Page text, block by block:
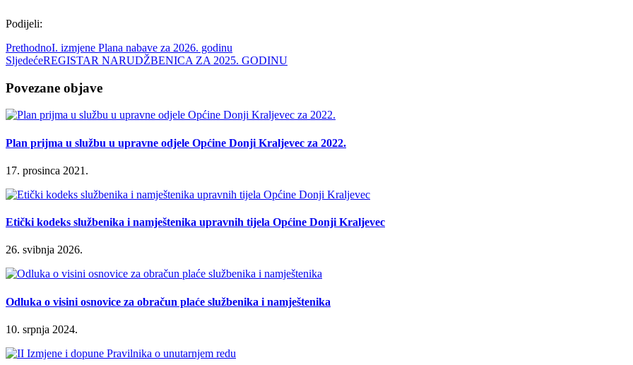
Podijeli:
PrethodnoI. izmjene Plana nabave za 2026. godinu
SljedećeREGISTAR NARUDŽBENICA ZA 2025. GODINU
Povezane objave
Plan prijma u službu u upravne odjele Općine Donji Kraljevec za 2022.
17. prosinca 2021.
Etički kodeks službenika i namještenika upravnih tijela Općine Donji Kraljevec
26. svibnja 2026.
Odluka o visini osnovice za obračun plaće službenika i namještenika
10. srpnja 2024.